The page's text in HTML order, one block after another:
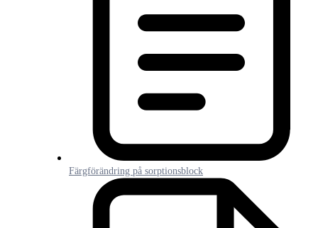
Färgförändring på sorptionsblock